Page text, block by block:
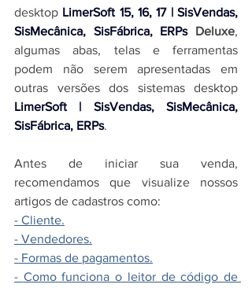
desktop LimerSoft 15, 16, 17 | SisVendas,
SisMecânica, SisFábrica, ERPs
Deluxe,
algumas abas, telas e ferramentas
podem não serem apresentadas em
outras versões dos
LimerSoft | SisVendas, SisMecânica,
SisFábrica, ERPs.
Antes de iniciar sua venda,
recomendamos que visualize nossos
artigos de cadastros como:
- Cliente.
- Vendedores.
- Formas de pagamentos.
- Como funciona o leitor de código de